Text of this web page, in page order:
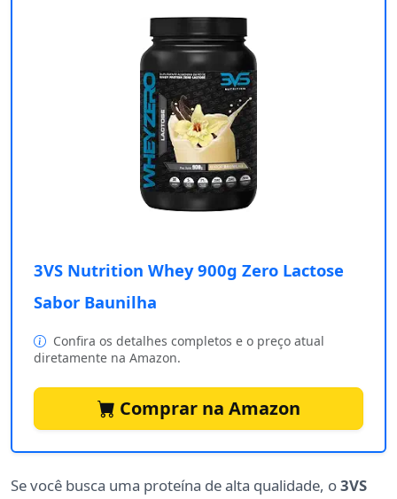
3VS Nutrition Whey 900g Zero Lactose
Sabor Baunilha
Confira os detalhes completos e o preço atual
diretamente na Amazon.
Comprar na Amazon
Se você busca uma proteína de alta qualidade, o3VS